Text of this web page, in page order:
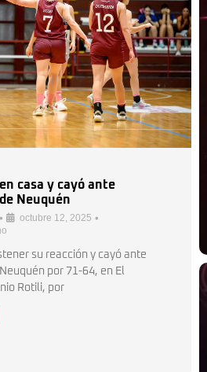
casa y cayó ante
Neuquén
• octubre 12, 2025 •
su reacción y cayó ante
por 71-64, en El
Rotili, por